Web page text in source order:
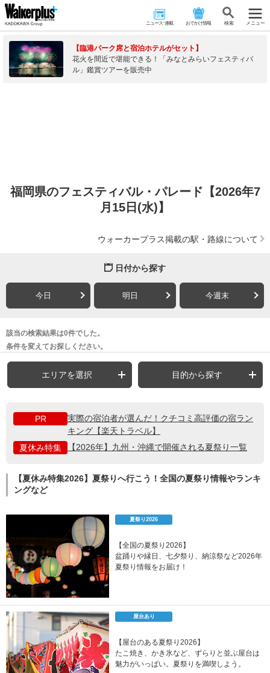
ニュース･連載 おでかけ情報 検 索 メニュー
【臨港パーク席と宿泊ホテルがセット】
花火を間近で堪能できる！「みなとみらいフェスティバ
ル」鑑賞ツアーを販売中
福岡県のフェスティバル・パレード【2026年7
月15日(水)】
ウォーカープラス掲載の駅・路線について
日付から探す
今日 明日 今週末
該当の検索結果は0件でした。
条件を変えてお探しください。
エリアを選択 目的から探す
PR
実際の宿泊者が選んだ！クチコミ高評価の宿ラン
キング【楽天トラベル】
夏休み特集
【2026年】九州・沖縄で開催される夏祭り一覧
【夏休み特集2026】夏祭りへ行こう！全国の夏祭り情報やランキ
ングなど
夏祭り2026
【全国の夏祭り2026】
盆踊りや縁日、七夕祭り、納涼祭など2026年
夏祭り情報をお届け！
屋台あり
【屋台のある夏祭り2026】
たこ焼き、かき氷など、ずらりと並ぶ屋台は
魅力がいっぱい。夏祭りを満喫しよう。